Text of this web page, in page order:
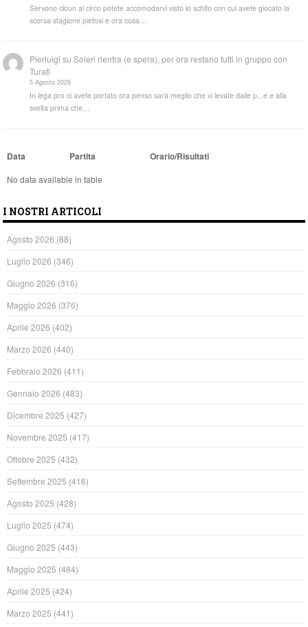
Servono cloun al circo potete accomodarvi visto lo schifo con cui avete giocato la
scorsa stagione pietosi e ora cosa…
Pierluigi suSoleri rientra (e spera), per ora restano tutti in gruppo con
Turati
5 Agosto 2026
In lega pro ci avete portato ora penso sarà meglio che vi levate dalle p...e e alla
svelta prima che…
Data Partita Orario/Risultati
No data available in table
I NOSTRI ARTICOLI
Agosto 2026 (88)
Luglio 2026 (346)
Giugno 2026 (316)
Maggio 2026 (376)
Aprile 2026 (402)
Marzo 2026 (440)
Febbraio 2026 (411)
Gennaio 2026 (483)
Dicembre 2025 (427)
Novembre 2025 (417)
Ottobre 2025 (432)
Settembre 2025 (416)
Agosto 2025 (428)
Luglio 2025 (474)
Giugno 2025 (443)
Maggio 2025 (484)
Aprile 2025 (424)
Marzo 2025 (441)